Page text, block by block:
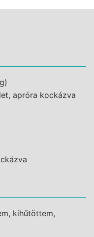
apróra kockázva
kihűtöttem,